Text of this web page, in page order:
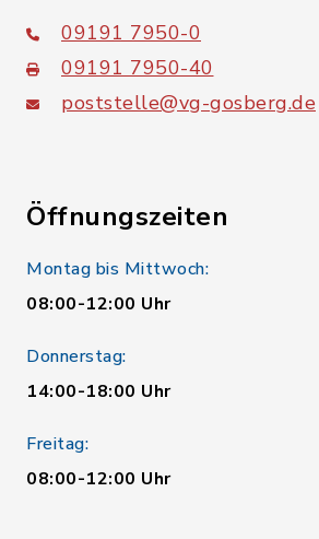
09191 7950-0
09191 7950-40
poststelle@vg-gosberg.de
Öffnungszeiten
Montag bis Mittwoch:
08:00-12:00 Uhr
Donnerstag:
14:00-18:00 Uhr
Freitag:
08:00-12:00 Uhr